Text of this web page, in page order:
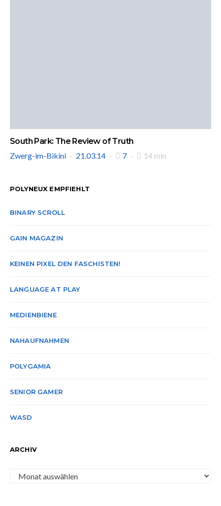
South Park: The Review of Truth
Zwerg-im-Bikini
21.03.14 7 14 min
POLYNEUX EMPFIEHLT
BINARY SCROLL
GAIN MAGAZIN
KEINEN PIXEL DEN FASCHISTEN!
LANGUAGE AT PLAY
MEDIENBIENE
NAHAUFNAHMEN
POLYGAMIA
SENIOR GAMER
WASD
ARCHIV
Archiv